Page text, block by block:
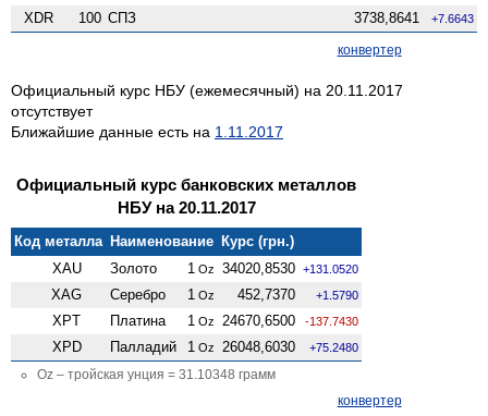
XDR 100 СПЗ 3738,8641 +7.6643
конвертер
Официальный курс НБУ (ежемесячный) на 20.11.2017
отсутствует
Ближайшие данные есть на 1.11.2017
Официальный курс банковских металлов
НБУ на 20.11.2017
Код металла Наименование Курс (грн.)
XAU
Золото 1 Oz 34020,8530 +131.0520
XAG Серебро 1 Oz 452,7370 +1.5790
XPT Платина 1 Oz 24670,6500 -137.7430
XPD Палладий 1 Oz 26048,6030 +75.2480
Oz – тройская унция = 31.10348 грамм
конвертер